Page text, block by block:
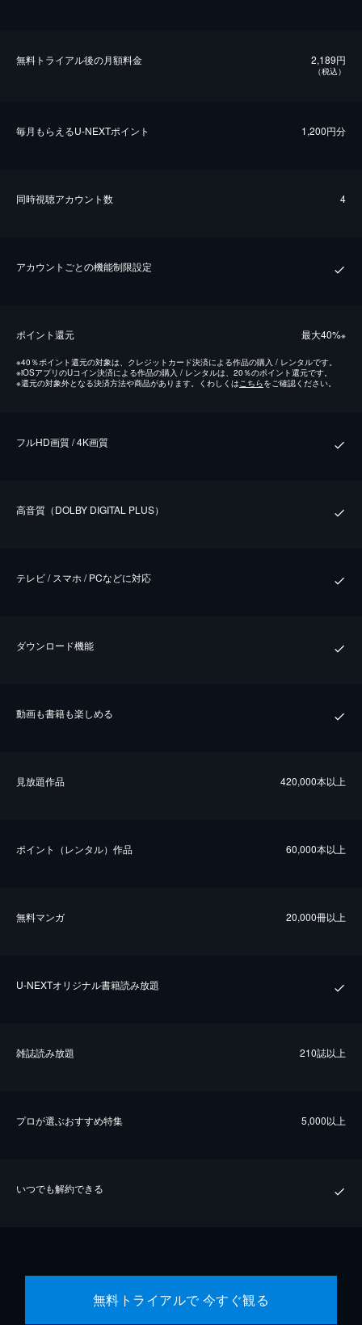
無料トライアル後の⽉額料金 2,189円
（税込）
毎⽉もらえるU-NEXTポイント 1,200円分
同時視聴アカウント数 4
アカウントごとの機能制限設定
ポイント還元 最⼤40%※
※40％ポイント還元の対象は、クレジットカード決済による作品の購入 / レンタルです。
※iOSアプリのUコイン決済による作品の購入 / レンタルは、20％のポイント還元です。
※還元の対象外となる決済方法や商品があります。くわしくはこちらをご確認ください。
フルHD画質 / 4K画質
⾼⾳質（DOLBY DIGITAL PLUS）
テレビ / スマホ / PCなどに対応
ダウンロード機能
動画も書籍も楽しめる
⾒放題作品 420,000本以上
ポイント（レンタル）作品 60,000本以上
無料マンガ 20,000冊以上
U-NEXTオリジナル書籍読み放題
雑誌読み放題 210誌以上
プロが選ぶおすすめ特集 5,000以上
いつでも解約できる
無料トライアルで 今すぐ観る